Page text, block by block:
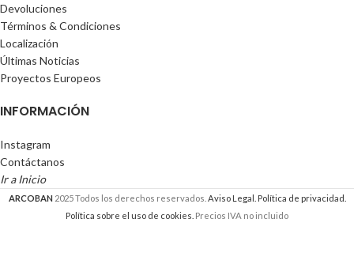
Devoluciones
Términos & Condiciones
Localización
Últimas Noticias
Proyectos Europeos
INFORMACIÓN
Instagram
Contáctanos
Ir a Inicio
ARCOBAN 2025 Todos los derechos reservados. Aviso Legal. Política de privacidad.
Política sobre el uso de cookies. Precios IVA no incluido